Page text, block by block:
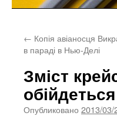
← Копія авіаносця
в параді в Нью-Делі
Зміст
Опубликовано 2013/03/